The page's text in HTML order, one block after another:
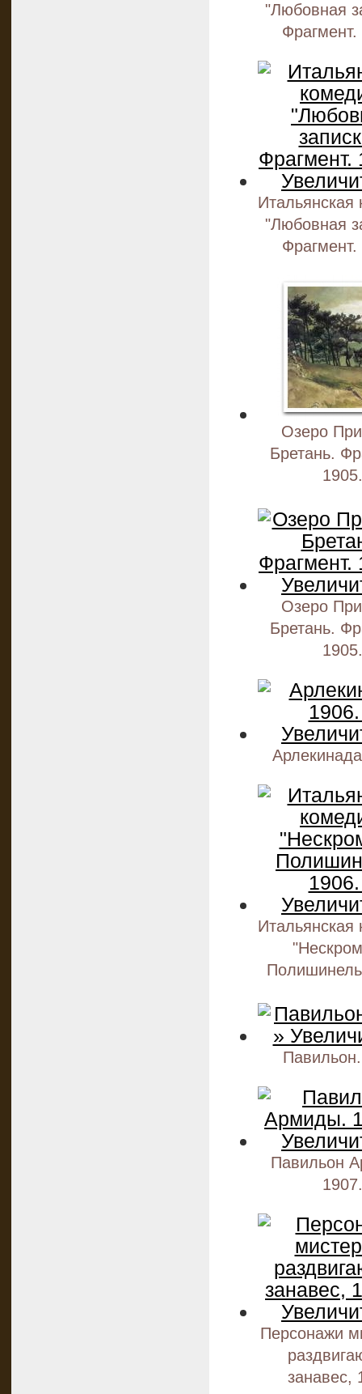
"Любовная
Фрагмент.
Итальянская
"Любовная
Фрагмент.
Озеро
Бретань.
1905.
Озеро
Бретань.
1905.
Итальянская
Павильон
1907.
Персонажи
занавес,